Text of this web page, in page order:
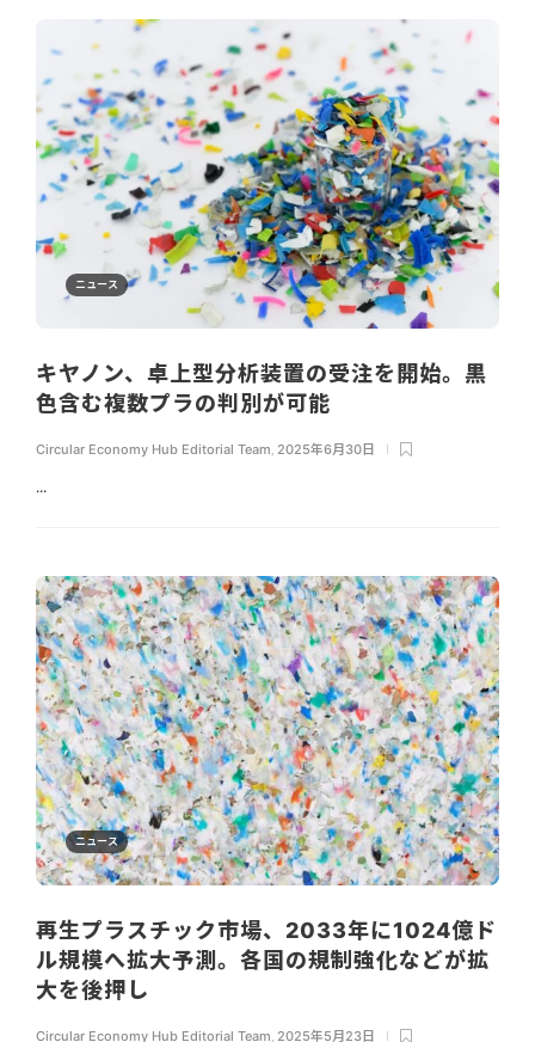
ニュース
キヤノン、卓上型分析装置の受注を開始。黒
色含む複数プラの判別が可能
Circular Economy Hub Editorial Team 2025年6月30日
...
ニュース
再生プラスチック市場、2033年に1024億ド
ル規模へ拡大予測。各国の規制強化などが拡
大を後押し
Circular Economy Hub Editorial Team 2025年5月23日